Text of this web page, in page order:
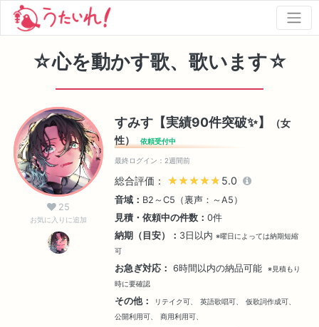
☆心を動かす歌、歌います☆
25
お気に入りに追加
すみす【実績90件突破✨】
（女
性）
依頼受付中
最終ログイン：2週間前
総合評価： ★★★★★
★★★★★ 5.0
音域： B2～C5（裏声：～A5）
見積・依頼中の件数：0件
納期（目安）： 3日以内 ※曜日によっては納期短縮
可
お急ぎ対応： 6時間以内の納品可能
※見積もり
時に要確認
その他： リテイク可、 英語歌唱可、
仮歌詞作成可、
公開利用可、
商用利用可、